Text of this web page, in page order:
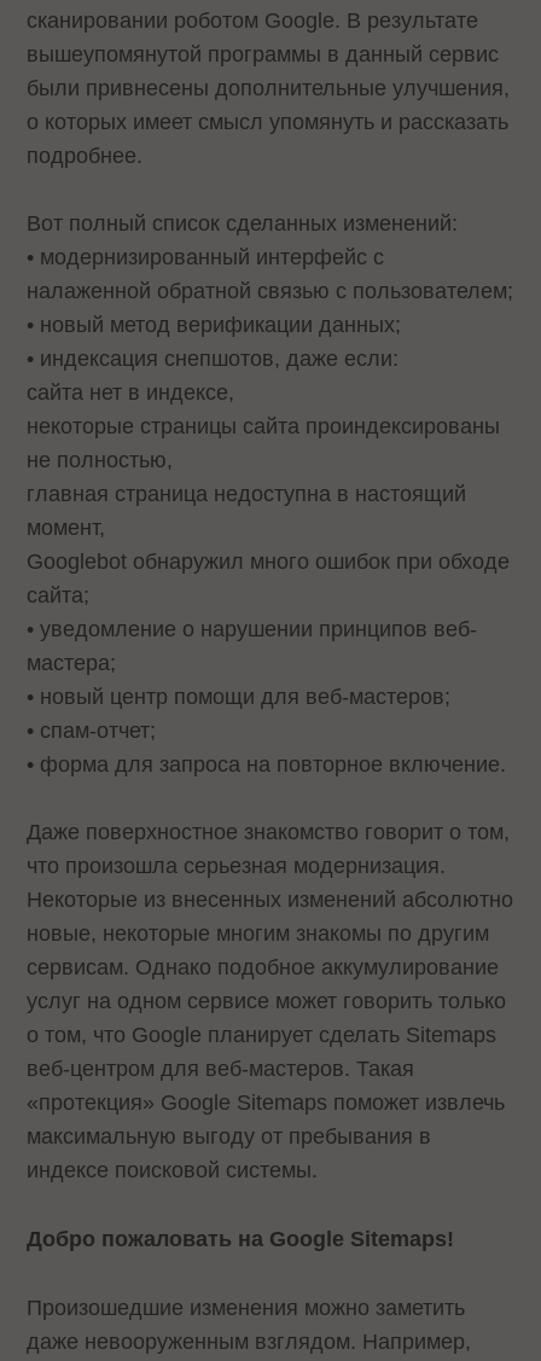
сканировании роботом Google. В результате
вышеупомянутой программы в данный сервис
были привнесены дополнительные улучшения,
о которых имеет смысл упомянуть и рассказать
подробнее.
Вот полный список сделанных изменений:
• модернизированный интерфейс с
налаженной обратной связью с пользователем;
• новый метод верификации данных;
• индексация снепшотов, даже если:
сайта нет в индексе,
некоторые страницы сайта проиндексированы
не полностью,
главная страница недоступна в настоящий
момент,
Googlebot обнаружил много ошибок при обходе
сайта;
• уведомление о нарушении принципов веб-
мастера;
• новый центр помощи для веб-мастеров;
• спам-отчет;
• форма для запроса на повторное включение.
Даже поверхностное знакомство говорит о том,
что произошла серьезная модернизация.
Некоторые из внесенных изменений абсолютно
новые, некоторые многим знакомы по другим
сервисам. Однако подобное аккумулирование
услуг на одном сервисе может говорить только
о том, что Google планирует сделать Sitemaps
веб-центром для веб-мастеров. Такая
«протекция» Google Sitemaps поможет извлечь
максимальную выгоду от пребывания в
индексе поисковой системы.
Добро пожаловать на Google Sitemaps!
Произошедшие изменения можно заметить
даже невооруженным взглядом. Например,